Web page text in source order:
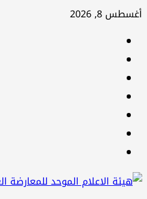
تخطي
أغسطس 8, 2026